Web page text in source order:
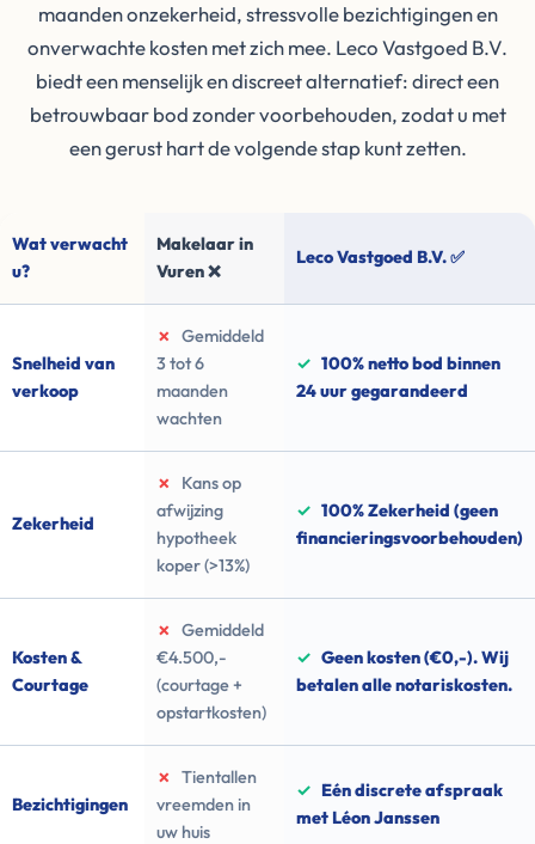
maanden onzekerheid, stressvolle bezichtigingen en
onverwachte kosten met zich mee. Leco Vastgoed B.V.
biedt een menselijk en discreet alternatief: direct een
betrouwbaar bod zonder voorbehouden, zodat u met
een gerust hart de volgende stap kunt zetten.
Wat verwacht
u?
Makelaar in
Vuren ❌
Leco Vastgoed B.V. ✅
Snelheid van
verkoop
✗
Gemiddeld
3 tot 6
maanden
wachten
✓ 100% netto bod binnen
24 uur gegarandeerd
Zekerheid
✗
Kans op
afwijzing
hypotheek
koper (>13%)
✓ 100% Zekerheid (geen
financieringsvoorbehouden)
Kosten &
Courtage
✗
Gemiddeld
€4.500,-
(courtage +
opstartkosten)
✓ Geen kosten (€0,-). Wij
betalen alle notariskosten.
Bezichtigingen
✗
Tientallen
vreemden in
uw huis
✓ Eén discrete afspraak
met Léon Janssen